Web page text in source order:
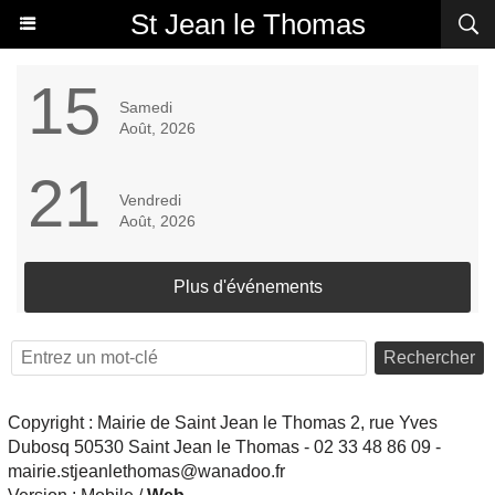
St Jean le Thomas
15
Samedi
Août, 2026
21
Vendredi
Août, 2026
Plus d'événements
Rechercher
Copyright : Mairie de Saint Jean le Thomas 2, rue Yves
Dubosq 50530 Saint Jean le Thomas - 02 33 48 86 09 -
mairie.stjeanlethomas@wanadoo.fr